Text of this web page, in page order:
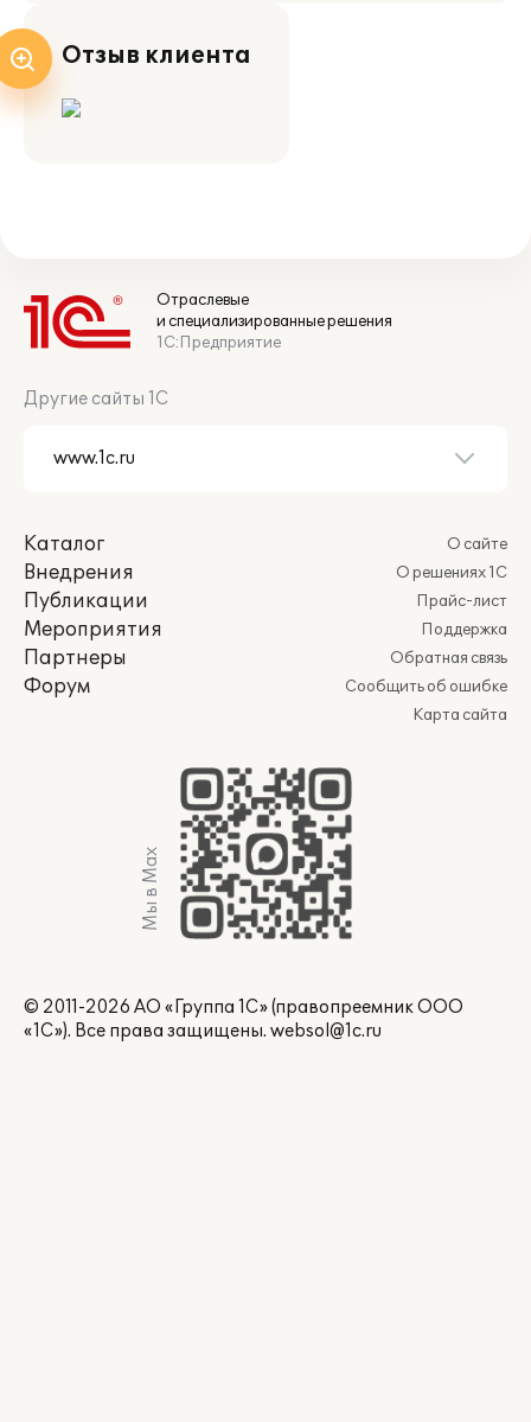
Отзыв клиента
Отраслевые
и специализированные решения
1С:Предприятие
Другие сайты 1С
Каталог
Внедрения
Публикации
Мероприятия
Партнеры
Форум
О сайте
О решениях 1С
Прайс-лист
Поддержка
Обратная связь
Сообщить об ошибке
Карта сайта
Мы в Max
© 2011-2026 АО «Группа 1С» (правопреемник ООО
«1С»). Все права защищены. websol@1c.ru